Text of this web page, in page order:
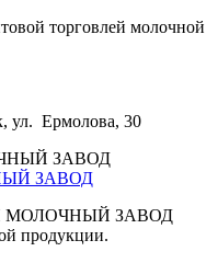
торговлей молочной
ул. Ермолова, 30
ЗАВОД
МОЛОЧНЫЙ ЗАВОД
продукции.